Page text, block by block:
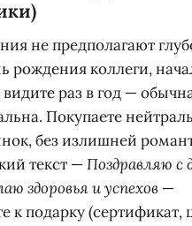
не предполагают
рождения коллеги,
раз в год —
Покупаете
без излишней
текст —Поздравляю с
здоровья и успехов —
к подарку (сертификат,